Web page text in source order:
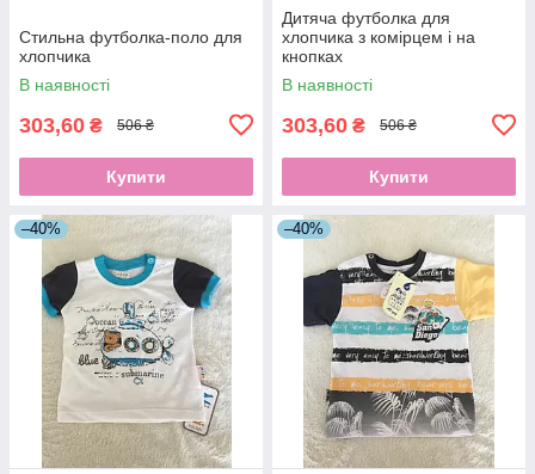
Стильна футболка-поло для
хлопчика
В наявності
303,60 ₴ 506 ₴
Купити
Дитяча футболка для
хлопчика з комірцем і на
кнопках
В наявності
303,60 ₴ 506 ₴
Купити
–40% –40%